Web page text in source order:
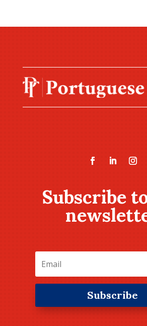
Subscribe
Subscribe